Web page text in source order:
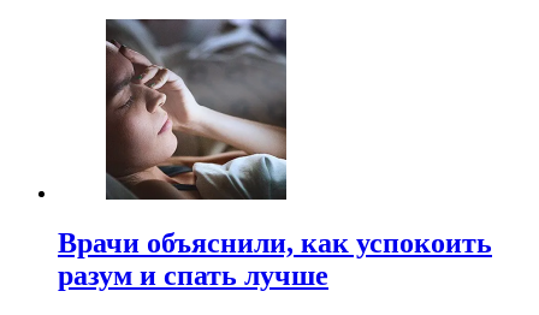
Врачи объяснили, как успокоить
разум и спать лучше